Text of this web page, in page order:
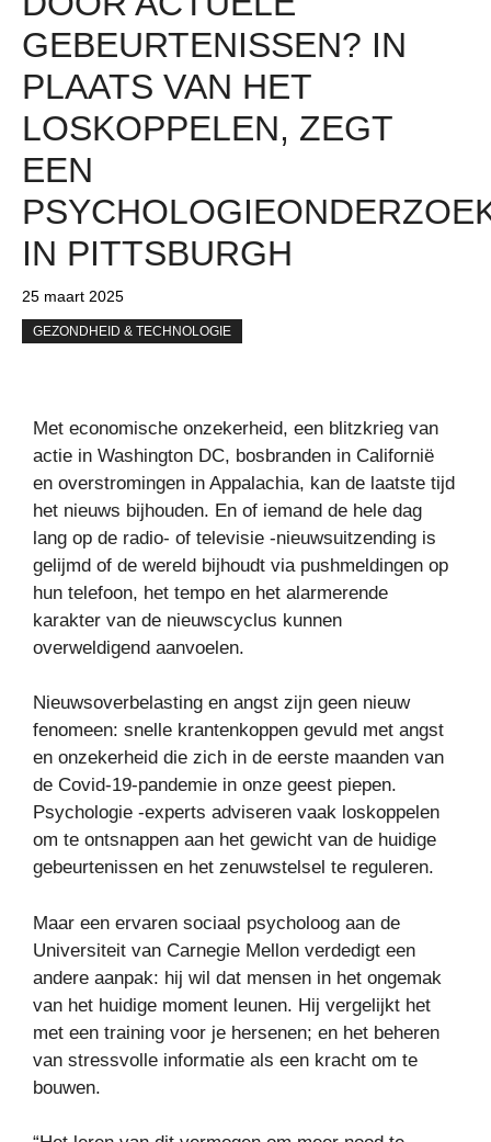
GEBEURTENISSEN? IN
PLAATS VAN HET
LOSKOPPELEN, ZEGT
EEN
IN PITTSBURGH
25 maart 2025
GEZONDHEID & TECHNOLOGIE
Met economische onzekerheid, een blitzkrieg van
actie in Washington DC, bosbranden in Californië
en overstromingen in Appalachia, kan de laatste tijd
het nieuws bijhouden. En of iemand de hele dag
lang op de radio- of televisie -nieuwsuitzending is
gelijmd of de wereld bijhoudt via pushmeldingen op
hun telefoon, het tempo en het alarmerende
karakter van de nieuwscyclus kunnen
overweldigend aanvoelen.
Nieuwsoverbelasting en angst zijn geen nieuw
fenomeen: snelle krantenkoppen gevuld met angst
en onzekerheid die zich in de eerste maanden van
de Covid-19-pandemie in onze geest piepen.
Psychologie -experts adviseren vaak loskoppelen
om te ontsnappen aan het gewicht van de huidige
gebeurtenissen en het zenuwstelsel te reguleren.
Maar een ervaren sociaal psycholoog aan de
Universiteit van Carnegie Mellon verdedigt een
andere aanpak: hij wil dat mensen in het ongemak
van het huidige moment leunen. Hij vergelijkt het
met een training voor je hersenen; en het beheren
van stressvolle informatie als een kracht om te
bouwen.